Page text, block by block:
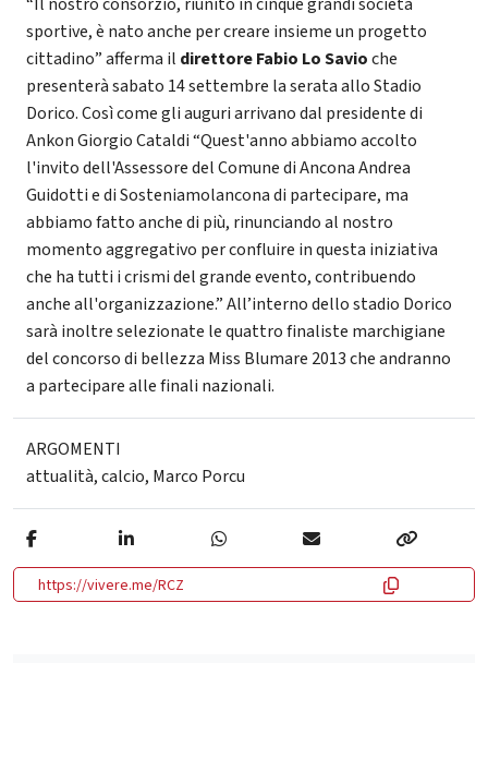
sportive, è nato anche per creare insieme un progetto
cittadino” afferma il direttore Fabio Lo Savioche
presenterà sabato 14 settembre la serata allo Stadio
Dorico. Così come gli auguri arrivano dal presidente di
Ankon Giorgio Cataldi “Quest'anno abbiamo accolto
l'invito dell'Assessore del Comune di Ancona Andrea
Guidotti e di Sosteniamolancona di partecipare, ma
abbiamo fatto anche di più, rinunciando al nostro
momento aggregativo per confluire in questa iniziativa
che ha tutti i crismi del grande evento, contribuendo
anche all'organizzazione.” All’interno dello stadio Dorico
sarà inoltre selezionate le quattro finaliste marchigiane
del concorso di bellezza Miss Blumare 2013 che andranno
a partecipare alle finali nazionali.
ARGOMENTI
attualità,calcio, Marco Porcu
https://vivere.me/RCZ